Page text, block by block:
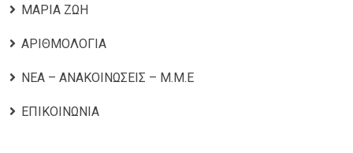
ΜΑΡΙΑ ΖΩΗ
ΑΡΙΘΜΟΛΟΓΙΑ
ΝΕΑ – ΑΝΑΚΟΙΝΩΣΕΙΣ – Μ.Μ.Ε
ΕΠΙΚΟΙΝΩΝΙΑ